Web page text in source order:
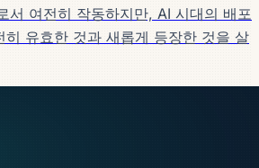
서 여전히 작동하지만, AI 시대의 배포
히 유효한 것과 새롭게 등장한 것을 살